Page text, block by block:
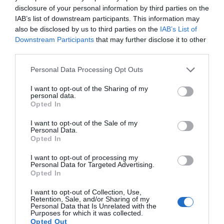
disclosure of your personal information by third parties on the
IAB’s list of downstream participants. This information may
also be disclosed by us to third parties on the IAB’s List of
Downstream Participants that may further disclose it to other
Personal Data Processing Opt Outs
I want to opt-out of the Sharing of my
personal data.
Opted In
I want to opt-out of the Sale of my
Personal Data.
Opted In
I want to opt-out of processing my
Personal Data for Targeted Advertising.
Opted In
I want to opt-out of Collection, Use,
Retention, Sale, and/or Sharing of my
Personal Data that Is Unrelated with the
Purposes for which it was collected.
Opted Out
"Un pilar democrático"
En el texto de la moción, PSPV y Compromís
pilares fundamentales de una sociedad democrática,
justa y cohesionada"y la herramienta principal para
garantizar la igualdad de oportunidades. Sin embargo,
advierten de que la situación del sistema educativo
valenciano actual es alarmante y debe preocupar a
todas las instituciones.
"No estamos ante un conflicto menor ni ante una
educativa provocada por la falta de voluntad real de
diálogo del Consell y de la Conselleria de Educación,